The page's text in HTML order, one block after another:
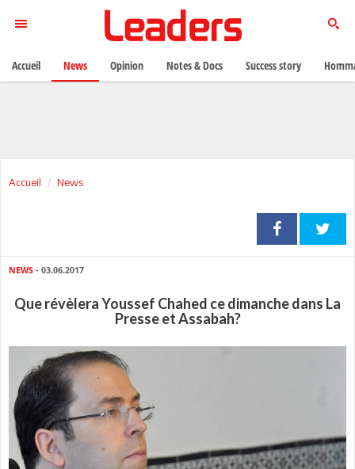
Accueil News
NEWS - 03.06.2017
Que révèlera Youssef Chahed ce dimanche dans La
Presse et Assabah?
Accueil News Opinion Notes & Docs Success story